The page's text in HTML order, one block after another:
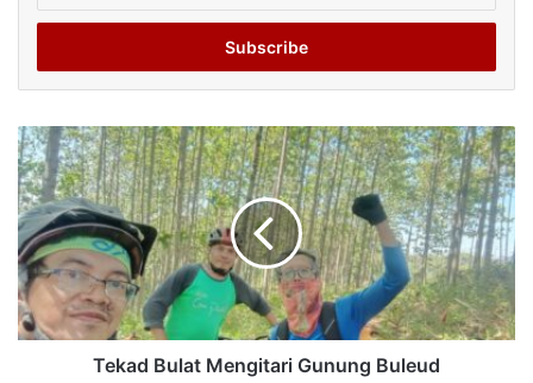
Email
Tekad Bulat Mengitari Gunung Buleud